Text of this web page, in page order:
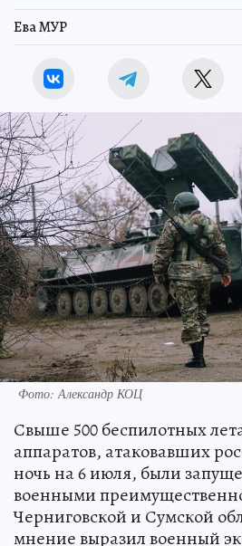
Ева МУР
Фото: Александр КОЦ
Свыше 500 беспилотных
аппаратов, атаковавших
ночь на 6 июля, были
военными
Черниговской и Сумской
мнение выразил военный